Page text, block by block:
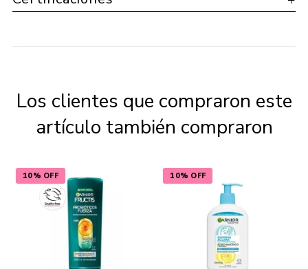
Los clientes que compraron este
artículo también compraron
10% OFF 10% OFF